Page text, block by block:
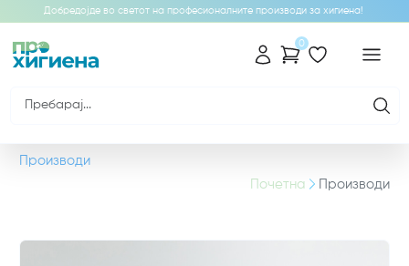
Добредојде во светот на професионалните производи за хигиена!
0
Производи
Почетна
Производи